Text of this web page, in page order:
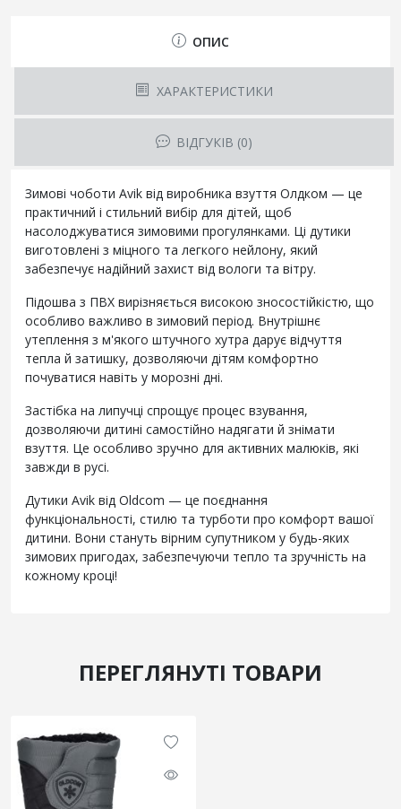
ОПИС
ХАРАКТЕРИСТИКИ
ВІДГУКІВ (0)
Зимові чоботи Avik від виробника взуття Олдком — це
практичний і стильний вибір для дітей, щоб
насолоджуватися зимовими прогулянками. Ці дутики
виготовлені з міцного та легкого нейлону, який
забезпечує надійний захист від вологи та вітру.
Підошва з ПВХ вирізняється високою зносостійкістю, що
особливо важливо в зимовий період. Внутрішнє
утеплення з м'якого штучного хутра дарує відчуття
тепла й затишку, дозволяючи дітям комфортно
почуватися навіть у морозні дні.
Застібка на липучці спрощує процес взування,
дозволяючи дитині самостійно надягати й знімати
взуття. Це особливо зручно для активних малюків, які
завжди в русі.
Дутики Avik від Oldcom — це поєднання
функціональності, стилю та турботи про комфорт вашої
дитини. Вони стануть вірним супутником у будь-яких
зимових пригодах, забезпечуючи тепло та зручність на
кожному кроці!
ПЕРЕГЛЯНУТІ ТОВАРИ